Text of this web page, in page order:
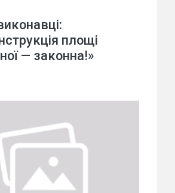
площі
— законна!»